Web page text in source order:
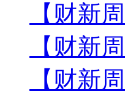
【财新
【财新
【财新